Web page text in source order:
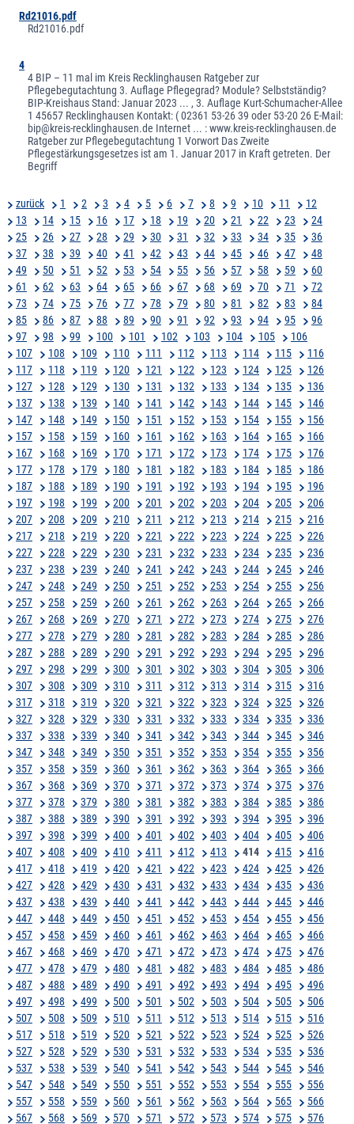
Rd21016.pdf
Rd21016.pdf
4
4 BIP – 11 mal im Kreis Recklinghausen Ratgeber zur
Pflegebegutachtung 3. Auflage Pflegegrad? Module? Selbstständig?
BIP-Kreishaus Stand: Januar 2023 ... , 3. Auflage Kurt-Schumacher-Allee
1 45657 Recklinghausen Kontakt: ( 02361 53-26 39 oder 53-20 26 E-Mail:
bip@kreis-recklinghausen.de Internet ... : www.kreis-recklinghausen.de
Ratgeber zur Pflegebegutachtung 1 Vorwort Das Zweite
Pflegestärkungsgesetzes ist am 1. Januar 2017 in Kraft getreten. Der
Begriff
zurück 1 2 3 4 5 6 7 8 9 10 11
12
13
14 15 16 17 18 19 20 21 22 23
24
25
26 27 28 29 30 31 32 33 34 35
36
37
38 39 40 41 42 43 44 45 46 47
48
49
50 51 52 53 54 55 56 57 58 59
60
61
62 63 64 65 66 67 68 69 70 71
72
73
74 75 76 77 78 79 80 81 82 83
84
85
86 87 88 89 90 91 92 93 94 95
96
97
98 99 100 101 102 103 104 105
106
107
108 109 110 111 112 113 114 115
116
117
118 119 120 121 122 123 124 125
126
127
128 129 130 131 132 133 134 135
136
137
138 139 140 141 142 143 144 145
146
147
148 149 150 151 152 153 154 155
156
157
158 159 160 161 162 163 164 165
166
167
168 169 170 171 172 173 174 175
176
177
178 179 180 181 182 183 184 185
186
187
188 189 190 191 192 193 194 195
196
197
198 199 200 201 202 203 204 205
206
207
208 209 210 211 212 213 214 215
216
217
218 219 220 221 222 223 224 225
226
227
228 229 230 231 232 233 234 235
236
237
238 239 240 241 242 243 244 245
246
247
248 249 250 251 252 253 254 255
256
257
258 259 260 261 262 263 264 265
266
267
268 269 270 271 272 273 274 275
276
277
278 279 280 281 282 283 284 285
286
287
288 289 290 291 292 293 294 295
296
297
298 299 300 301 302 303 304 305
306
307
308 309 310 311 312 313 314 315
316
317
318 319 320 321 322 323 324 325
326
327
328 329 330 331 332 333 334 335
336
337
338 339 340 341 342 343 344 345
346
347
348 349 350 351 352 353 354 355
356
357
358 359 360 361 362 363 364 365
366
367
368 369 370 371 372 373 374 375
376
377
378 379 380 381 382 383 384 385
386
387
388 389 390 391 392 393 394 395
396
397
398 399 400 401 402 403 404 405
406
407
408 409 410 411 412 413 414 415
416
417
418 419 420 421 422 423 424 425
426
427
428 429 430 431 432 433 434 435
436
437
438 439 440 441 442 443 444 445
446
447
448 449 450 451 452 453 454 455
456
457
458 459 460 461 462 463 464 465
466
467
468 469 470 471 472 473 474 475
476
477
478 479 480 481 482 483 484 485
486
487
488 489 490 491 492 493 494 495
496
497
498 499 500 501 502 503 504 505
506
507
508 509 510 511 512 513 514 515
516
517
518 519 520 521 522 523 524 525
526
527
528 529 530 531 532 533 534 535
536
537
538 539 540 541 542 543 544 545
546
547
548 549 550 551 552 553 554 555
556
557
558 559 560 561 562 563 564 565
566
567
568 569 570 571 572 573 574 575 576